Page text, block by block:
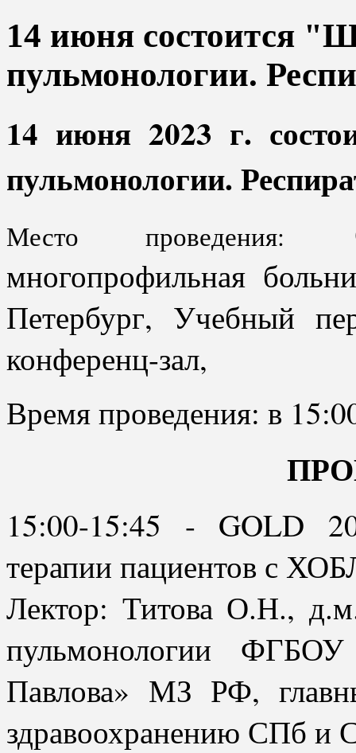
14 июня состоится
пульмонологии.
14 июня 2023 г.
пульмонологии.
Место проведения:
многопрофильная
Петербург, Учебный
конференц-зал,
Время проведения: в
15:00-15:45 - GOLD
терапии пациентов с
Лектор: Титова О.Н.,
пульмонологии
Павлова» МЗ РФ,
здравоохранению СПб и